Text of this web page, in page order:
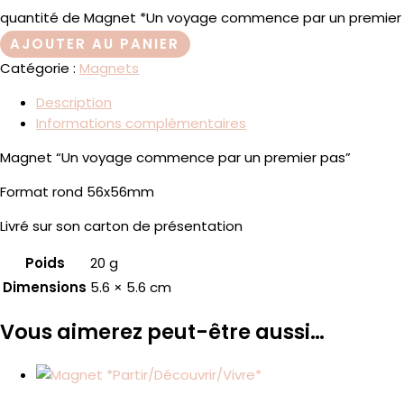
quantité de Magnet *Un voyage commence par un
AJOUTER AU PANIER
Catégorie : Magnets
Description
Informations complémentaires
Magnet “Un voyage commence par un premier pas”
Format rond 56x56mm
Livré sur son carton de présentation
Poids
20 g
Dimensions 5.6 × 5.6 cm
Vous aimerez peut-être aussi…